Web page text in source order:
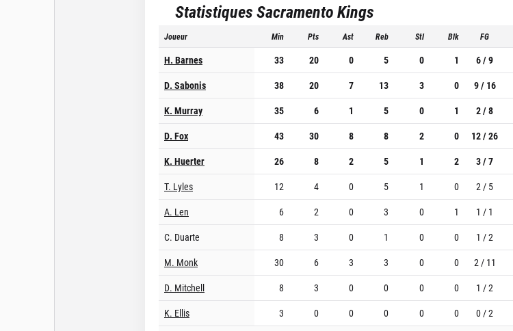
StatistiquesSacramento Kings
Joueur Min Pts Ast Reb Stl Blk FG
H. Barnes 33 20 0 5 0 1 6 / 9
D. Sabonis
38 20 7 13 3 0 9 / 16
K. Murray
35 6 1 5 0 1 2 / 8
D. Fox
43 30 8 8 2 0 12 / 26
K. Huerter
26 8 2 5 1 2 3 / 7
T. Lyles
12 4 0 5 1 0 2 / 5
A. Len
6 2 0 3 0 1 1 / 1
C. Duarte
8 3 0 1 0 0 1 / 2
M. Monk
30 6 3 3 0 0 2 / 11
D. Mitchell
8 3 0 0 0 0 1 / 2
K. Ellis
3 0 0 0 0 0 0 / 2